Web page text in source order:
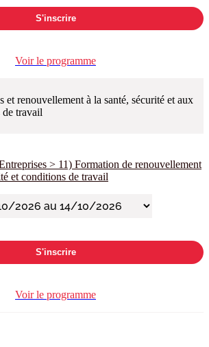
S'inscrire
Voir le programme
et renouvellement à la santé, sécurité et aux
travail
> 11) Formation de renouvellement
et conditions de travail
S'inscrire
Voir le programme